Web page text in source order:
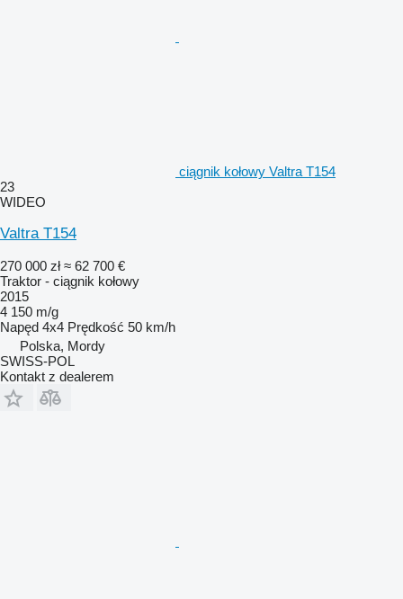
ciągnik kołowy Valtra T154
23
WIDEO
Valtra T154
270 000 zł ≈ 62 700 €
Traktor - ciągnik kołowy
2015
4 150 m/g
Napęd 4x4 Prędkość 50 km/h
Polska, Mordy
SWISS-POL
Kontakt z dealerem